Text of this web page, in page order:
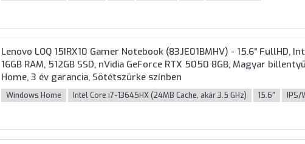
Lenovo LOQ 15IRX10 Gamer Notebook (83JE01BMHV) - 15.6" FullHD,
16GB RAM, 512GB SSD, nVidia GeForce RTX 5050 8GB, Magyar
Home, 3 év garancia, Sötétszürke színben
Windows Home Intel Core i7-13645HX (24MB Cache, akár 3.5 GHz) 15.6" IPS/